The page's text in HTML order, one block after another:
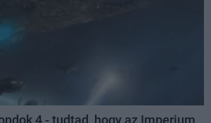
4 - tudtad, hogy az Imperium